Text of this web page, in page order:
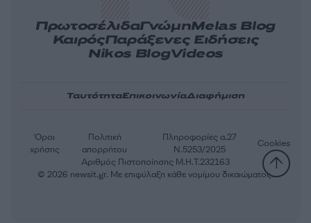
ΠρωτοσέλιδαΓνώμηMelas Blog
ΚαιρόςΠαράξενες Ειδήσεις
Nikos BlogVideos
ΤαυτότηταΕπικοινωνίαΔιαφήμιση
Αριθμός Πιστοποίησης Μ.Η.Τ.232163
Όροι
χρήσης
Πολιτική
απορρήτου
Πληροφορίες α.27
Ν.5253/2025
Cookies
© 2026 newsit.gr. Με επιφύλαξη κάθε νομίμου δικαιώματος.